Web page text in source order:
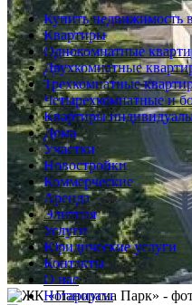
Купить недвижимость
Квартиры
Однокомнатные
Двухкомнатные
Трехкомнатные
Четырехкомнатные и
Квартиры
Дома
Участки
Новостройки
Коммерческие
Аренда
Элитная
Услуги
Юридические услуги
Контакты
О нас
Нотариусы